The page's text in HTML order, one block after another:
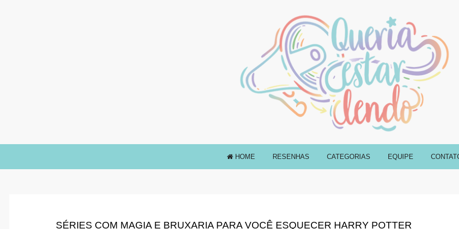
HOME RESENHAS CATEGORIAS EQUIPE
SÉRIES COM MAGIA E BRUXARIA PARA VOCÊ ESQUECER HARRY POTTER